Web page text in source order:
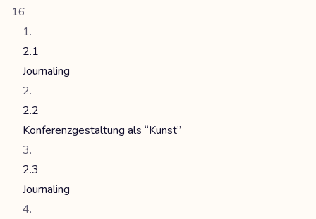
16
2.1
Journaling
2.2
Konferenzgestaltung als “Kunst”
2.3
Journaling